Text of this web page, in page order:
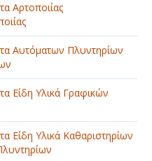
Αρτοποιίας
Αυτόματων Πλυντηρίων
Είδη Υλικά Γραφικών
Είδη Υλικά Καθαριστηρίων